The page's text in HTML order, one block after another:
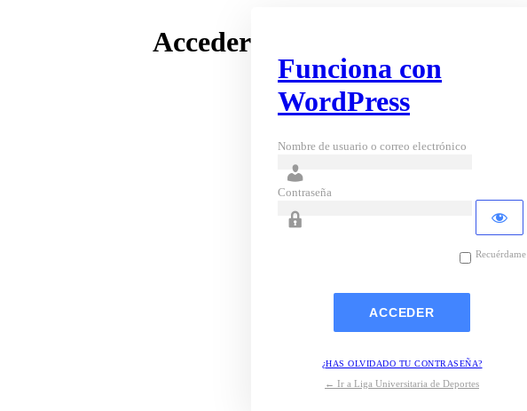
Acceder
Funciona con
WordPress
Nombre de usuario o correo electrónico
Contraseña
Recuérdame
¿HAS OLVIDADO TU CONTRASEÑA?
← Ir a Liga Universitaria de Deportes